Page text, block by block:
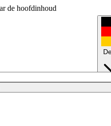
de hoofdinhoud